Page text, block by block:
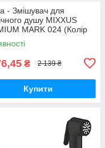
- Змішувач для
душу MIXXUS
MARK 024 (Колір
(MI5969-20260715-
₴ 2 139 ₴
Купити